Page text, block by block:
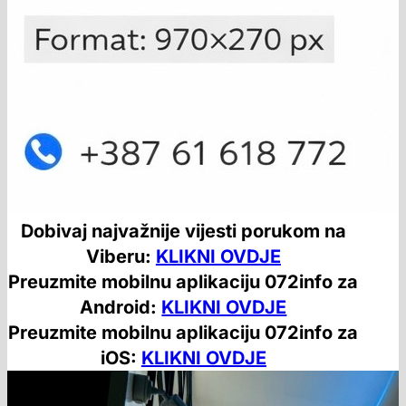
Dobivaj najvažnije vijesti porukom na
Viberu: KLIKNI OVDJE
Preuzmite mobilnu aplikaciju 072info za
Android: KLIKNI OVDJE
Preuzmite mobilnu aplikaciju 072info za
iOS: KLIKNI OVDJE